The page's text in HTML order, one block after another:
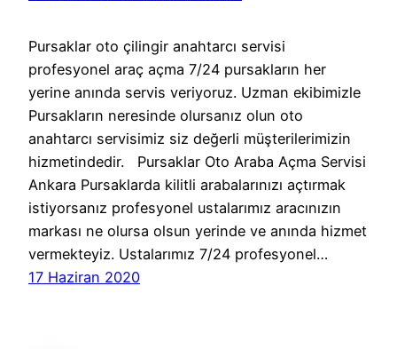
Pursaklar oto çilingir anahtarcı servisi
profesyonel araç açma 7/24 pursakların her
yerine anında servis veriyoruz. Uzman ekibimizle
Pursakların neresinde olursanız olun oto
anahtarcı servisimiz siz değerli müşterilerimizin
hizmetindedir. Pursaklar Oto Araba Açma Servisi
Ankara Pursaklarda kilitli arabalarınızı açtırmak
istiyorsanız profesyonel ustalarımız aracınızın
markası ne olursa olsun yerinde ve anında hizmet
vermekteyiz. Ustalarımız 7/24 profesyonel…
17 Haziran 2020